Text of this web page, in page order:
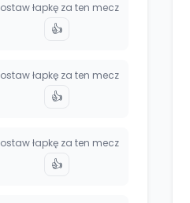
łapkę za ten mecz
👍
łapkę za ten mecz
👍
łapkę za ten mecz
👍